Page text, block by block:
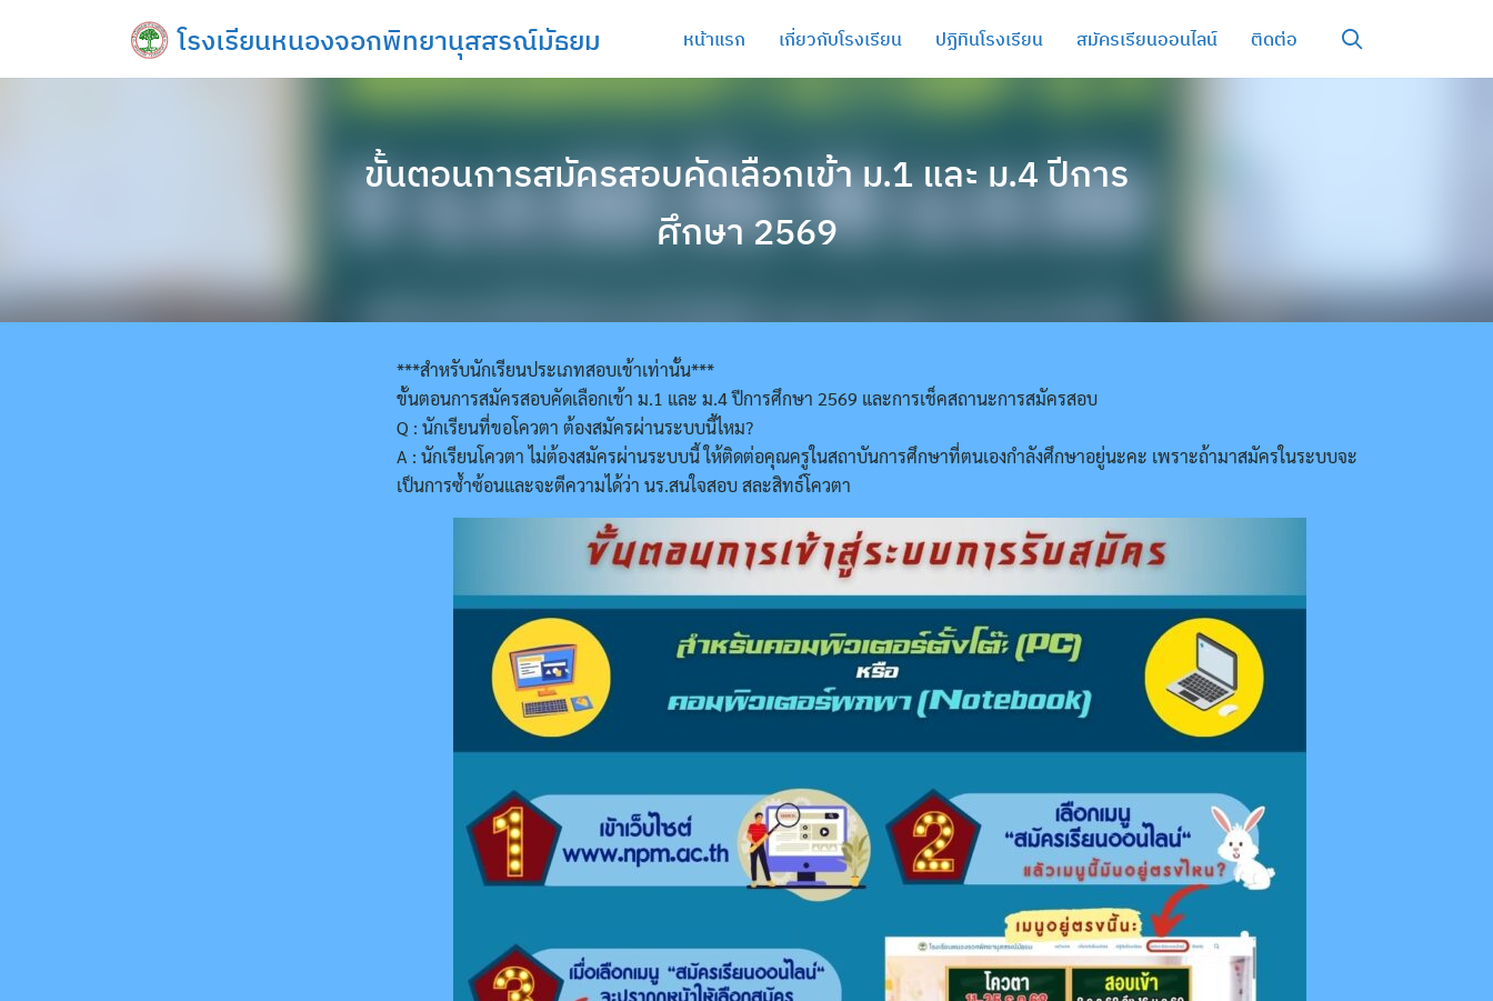
โรงเรียนหนองจอกพิทยานุสสรณ์มัธยม หน้าแรก เกี่ยวกับโรงเรียน ปฏิทินโรงเรียน สมัครเรียนออนไลน์ ติดต่อ
ขั้นตอนการสมัครสอบคัดเลือกเข้า ม.1 และ ม.4 ปีการ
ศึกษา 2569
***สำหรับนักเรียนประเภทสอบเข้าเท่านั้น***
ขั้นตอนการสมัครสอบคัดเลือกเข้า ม.1 และ ม.4 ปีการศึกษา 2569 และการเช็คสถานะการสมัครสอบ
Q : นักเรียนที่ขอโควตา ต้องสมัครผ่านระบบนี้ไหม?
A : นักเรียนโควตา ไม่ต้องสมัครผ่านระบบนี้ ให้ติดต่อคุณครูในสถาบันการศึกษาที่ตนเองกำลังศึกษาอยู่นะคะ เพราะถ้ามาสมัครในระบบจะ
เป็นการซ้ำซ้อนและจะตีความได้ว่า นร.สนใจสอบ สละสิทธ์โควตา